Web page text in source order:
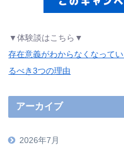
▼体験談はこちら▼
存在意義がわからなくなって
るべき3つの理由
アーカイブ
2026年7月